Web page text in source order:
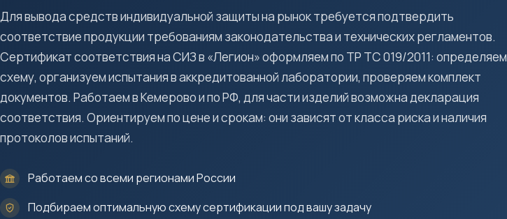
Для вывода средств индивидуальной защиты на рынок требуется подтвердить
соответствие продукции требованиям законодательства и технических регламентов.
Сертификат соответствия на СИЗ в «Легион» оформляем по ТР ТС 019/2011: определяем
схему, организуем испытания в аккредитованной лаборатории, проверяем комплект
документов. Работаем в Кемерово и по РФ, для части изделий возможна декларация
соответствия. Ориентируем по цене и срокам: они зависят от класса риска и наличия
протоколов испытаний.
Работаем со всеми регионами России
Подбираем оптимальную схему сертификации под вашу задачу